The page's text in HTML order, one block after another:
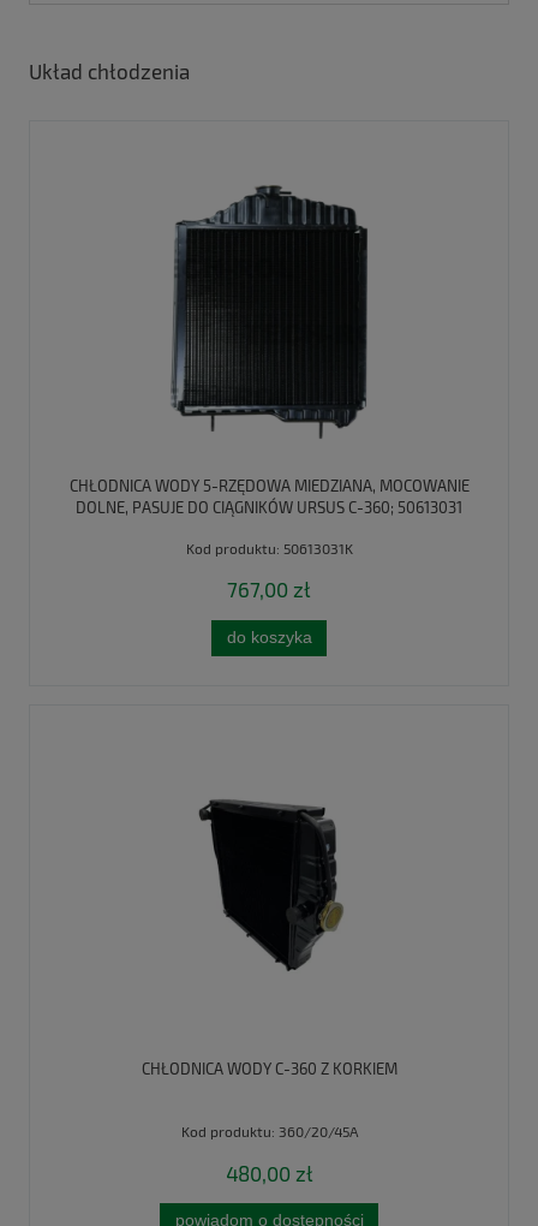
Układ chłodzenia
CHŁODNICA WODY 5-RZĘDOWA MIEDZIANA, MOCOWANIE
DOLNE, PASUJE DO CIĄGNIKÓW URSUS C-360; 50613031
Kod produktu: 50613031K
767,00 zł
do koszyka
CHŁODNICA WODY C-360 Z KORKIEM
Kod produktu: 360/20/45A
480,00 zł
powiadom o dostępności